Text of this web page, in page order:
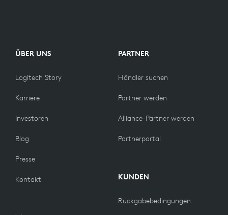
ÜBER UNS
Logitech Story
Karriere
Investoren
Blog
Presse
Kontakt
PARTNER
Händler suchen
Partner werden
Alliance-Partner werden
Partnerportal
KUNDEN
Rückgabebedingungen